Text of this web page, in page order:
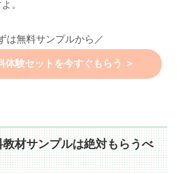
。
は無料サンプルから／
体験セットを今すぐもらう ＞
材サンプルは絶対もらうべ